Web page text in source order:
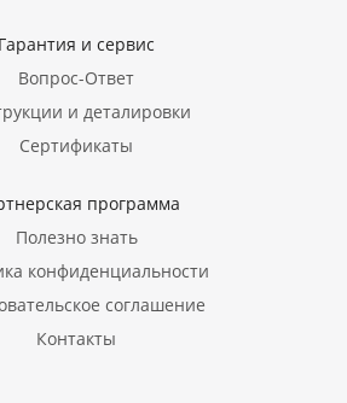
Гарантия и сервис
Вопрос-Ответ
и деталировки
Сертификаты
программа
Полезно знать
конфиденциальности
соглашение
Контакты